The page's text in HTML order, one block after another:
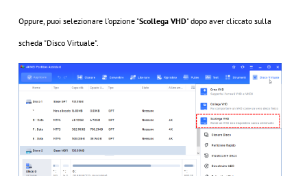
Oppure, puoi selezionare l’opzione "Scollega VHD" dopo aver cliccato sulla
scheda "Disco Virtuale".